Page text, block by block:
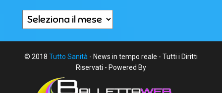
Archivi
© 2018 Tutto Sanità - News in tempo reale - Tutti i Diritti
Riservati - Powered By